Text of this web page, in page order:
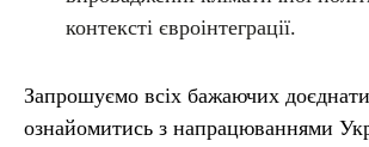
контексті євроінтеграції.
Запрошуємо всіх бажаючих
ознайомитись з напрацюваннями